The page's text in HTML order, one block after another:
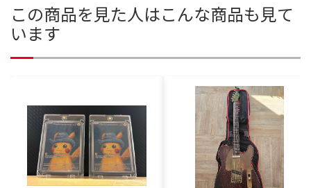
この商品を見た人はこんな商品も見て
います